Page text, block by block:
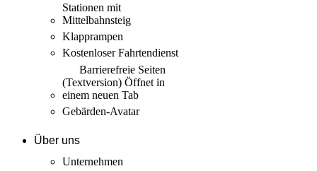
Stationen mit
Mittelbahnsteig
Klapprampen
Kostenloser Fahrtendienst
Barrierefreie Seiten
(Textversion) Öffnet in
einem neuen Tab
Gebärden-Avatar
Über uns
Unternehmen